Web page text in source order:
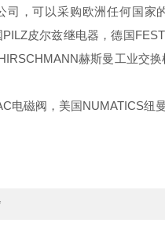
，可以采购欧洲任何国
皮尔兹继电器，德国
赫斯曼工业交
电磁阀，美国NUMATICS